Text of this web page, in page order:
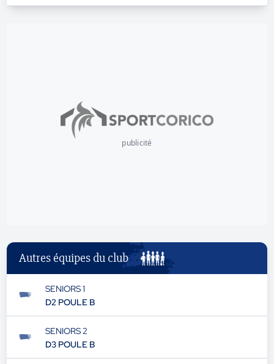
publicité
Autres équipes du club
SENIORS 1
D2 POULE B
SENIORS 2
D3 POULE B